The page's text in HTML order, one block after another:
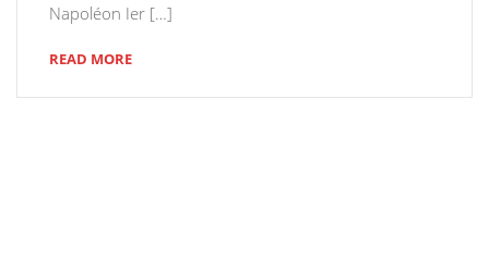
Napoléon Ier […]
READ MORE